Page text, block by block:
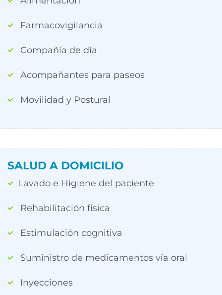
Farmacovigilancia
Compañía de día
Acompañantes para paseos
Movilidad y Postural
SALUD A DOMICILIO
Lavado e Higiene del paciente
Rehabilitación física
Estimulación cognitiva
Suministro de medicamentos vía oral
Inyecciones